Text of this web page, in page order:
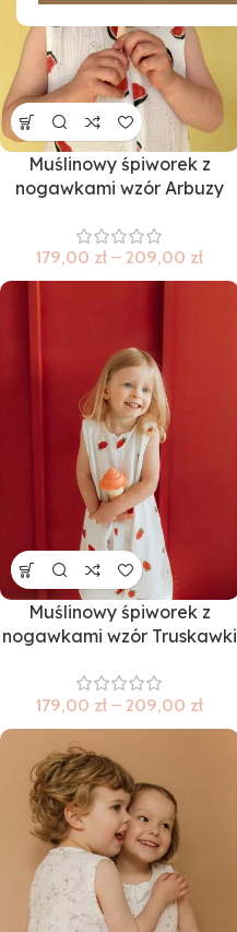
Muślinowy śpiworek z
nogawkami wzór Arbuzy
179,00 zł – 209,00 zł
Muślinowy śpiworek z
nogawkami wzór Truskawki
179,00 zł – 209,00 zł